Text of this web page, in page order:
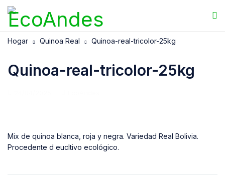
Hogar Quinoa Real Quinoa-real-tricolor-25kg
Quinoa-real-tricolor-25kg
Mix de quinoa blanca, roja y negra. Variedad Real Bolivia.
Procedente d eucltivo ecológico.